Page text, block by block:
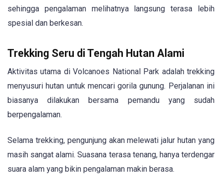
sehingga pengalaman melihatnya langsung terasa lebih
spesial dan berkesan.
Trekking Seru di Tengah Hutan Alami
Aktivitas utama di Volcanoes National Park adalah trekking
menyusuri hutan untuk mencari gorila gunung. Perjalanan ini
biasanya dilakukan bersama pemandu yang sudah
berpengalaman.
Selama trekking, pengunjung akan melewati jalur hutan yang
masih sangat alami. Suasana terasa tenang, hanya terdengar
suara alam yang bikin pengalaman makin berasa.